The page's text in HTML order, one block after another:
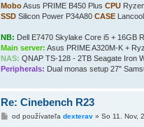
MoboAsus PRIME B450 Plus CPU
SSD Silicon Power P34A80 CASE
NB: Dell E7470 Skylake Core i5 + 16GB
Main server: Asus PRIME A320M-K +
NAS: QNAP TS-128 - 2TB Seagate Iron
Peripherals: Dual monas setup 27"
Re: Cinebench R23
Pod používateľa dexterav» So 11. Nov,